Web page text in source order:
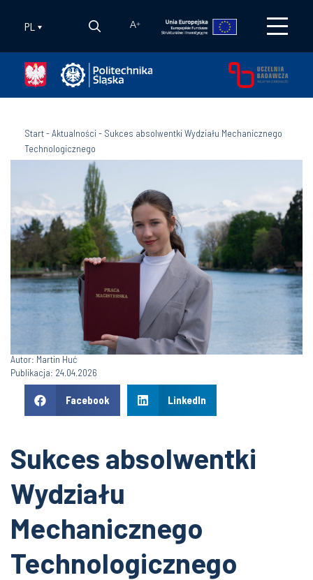
PL A+
Start-Aktualności- Sukces absolwentki Wydziału Mechanicznego
Technologicznego
Autor: Martin Huć
Publikacja: 24.04.2026
Facebook LinkedIn
Sukces absolwentki
Wydziału
Mechanicznego
Technologicznego